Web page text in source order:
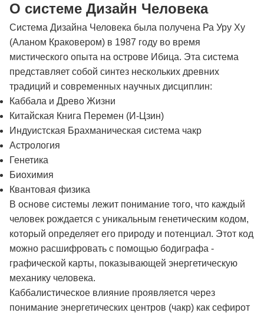
О системе Дизайн Человека
Система Дизайна Человека была получена Ра Уру Ху
(Аланом Краковером) в 1987 году во время
мистического опыта на острове Ибица. Эта система
представляет собой синтез нескольких древних
традиций и современных научных дисциплин:
Каббала и Древо Жизни
Китайская Книга Перемен (И-Цзин)
Индуистская Брахманическая система чакр
Астрология
Генетика
Биохимия
Квантовая физика
В основе системы лежит понимание того, что каждый
человек рождается с уникальным генетическим кодом,
который определяет его природу и потенциал. Этот код
можно расшифровать с помощью бодиграфа -
графической карты, показывающей энергетическую
механику человека.
Каббалистическое влияние проявляется через
понимание энергетических центров (чакр) как сефирот